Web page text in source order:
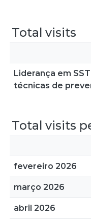
Total visits
Liderança em
técnicas de
Total visits
fevereiro 2026
março 2026
abril 2026